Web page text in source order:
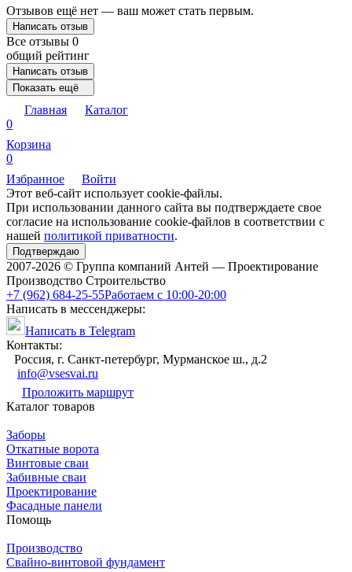
Отзывов ещё нет — ваш может стать первым.
Написать отзыв
Все отзывы 0
общий рейтинг
Написать отзыв
Показать ещё
Главная
Каталог
0
Корзина
0
Избранное
Войти
Этот веб-сайт использует cookie-файлы.
При использовании данного сайта вы подтверждаете свое
согласие на использование cookie-файлов в соответствии с
нашей политикой приватности.
Подтверждаю
2007-2026 © Группа компаний Антей — Проектирование
Производство Строительство
+7 (962) 684-25-55Работаем с 10:00-20:00
Написать в мессенджеры:
Написать в Telegram
Контакты:
Россия, г. Санкт-петербург, Мурманское ш., д.2
info@vsesvai.ru
Проложить маршрут
Каталог товаров
Заборы
Откатные ворота
Винтовые сваи
Забивные сваи
Проектирование
Фасадные панели
Помощь
Производство
Свайно-винтовой фундамент